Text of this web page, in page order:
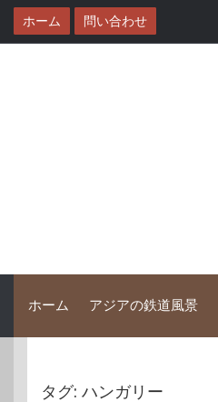
テ
ホーム 問い合わせ
ホーム アジアの鉄道風景
タグ: ハンガリー